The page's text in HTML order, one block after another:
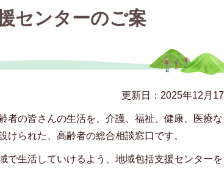
センターのご案
更新日：2025年12月17
者の皆さんの生活を、介護、福祉、健康、医療な
られた、高齢者の総合相談窓口です。
で生活していけるよう、地域包括支援センターを